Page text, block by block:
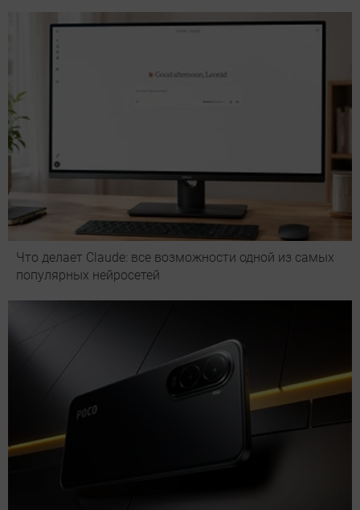
Что делает Сlaude: все возможности одной из самых
популярных нейросетей